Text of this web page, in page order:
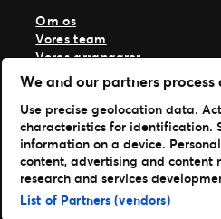
Om os
Vores team
Vores arrangører
Vores historie
Karriere hos Live Nation
Læs mere
Nyheder
Presse & medier
Support
We and our partners
Use precise geolocation data.
characteristics for identification.
information on a device.
content, advertising and content
research and services
List of Partners (vendors)